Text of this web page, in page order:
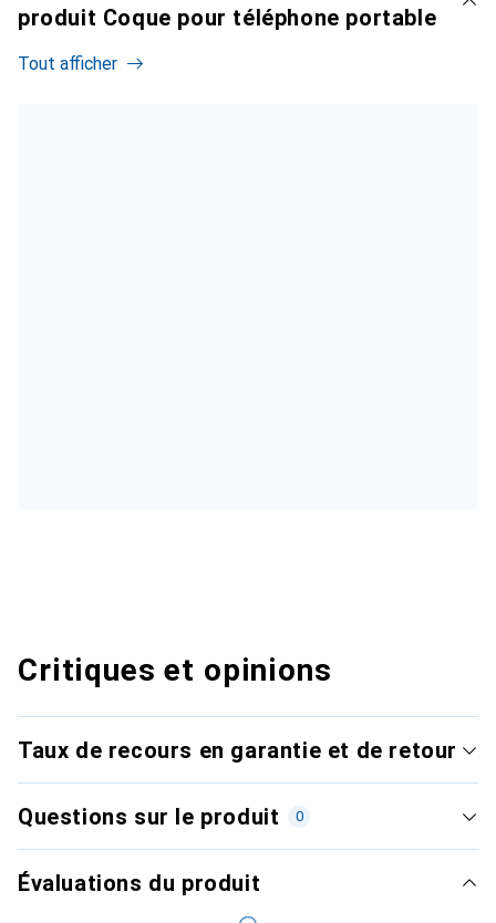
produit Coque pour téléphone portable
Tout afficher
Critiques et opinions
Taux de recours en garantie et de retour
Questions sur le produit 0
Évaluations du produit